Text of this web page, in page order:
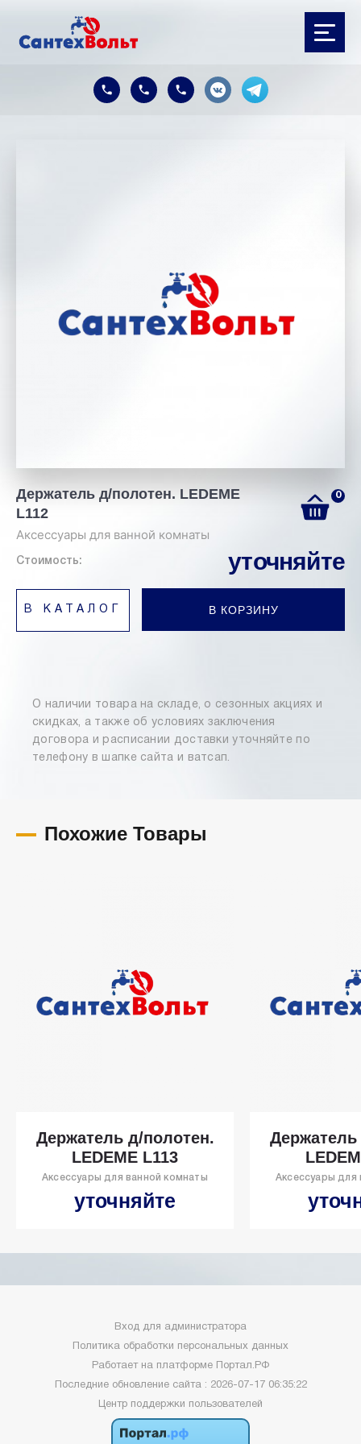
Держатель д/полотен. LEDEME
L112
Аксессуары для ванной комнаты
0
Стоимость: уточняйте
В КАТАЛОГ В КОРЗИНУ
О наличии товара на складе, о сезонных акциях и
скидках, а также об условиях заключения
договора и расписании доставки уточняйте по
телефону в шапке сайта и ватсап.
Похожие Товары
Держатель д/полотен.
LEDEME L113
Аксессуары для ванной комнаты
уточняйте
Аксессуары для
Вход для администратора
Политика обработки персональных данных
Работает на платформе
Портал.РФ
Последние обновление сайта : 2026-07-17 06:35:22
Центр поддержки пользователей